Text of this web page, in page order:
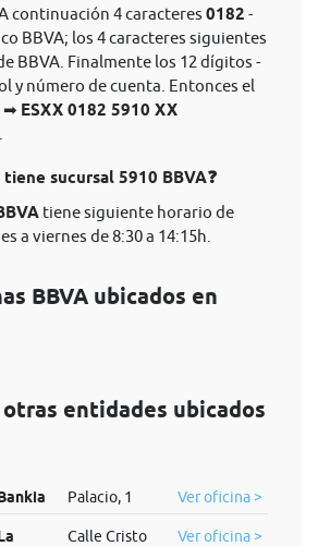
continuación 4 caracteres 0182 -
BBVA; los 4 caracteres siguientes
BBVA. Finalmente los 12 dígitos -
y número de cuenta. Entonces el
➡ ESXX 0182 5910 XX
sucursal 5910 BBVA❓
tiene siguiente horario de
a viernes de 8:30 a 14:15h.
BBVA ubicados en
entidades ubicados
Palacio, 1 Ver oficina >
Calle Cristo
Ver oficina >